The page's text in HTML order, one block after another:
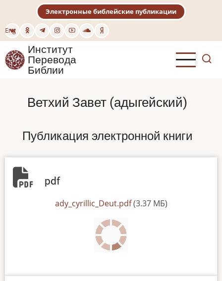
основному
содержанию
Eng
Электронные библейские публикации
Институт
Перевода
Библии
Ветхий Завет (адыгейский)
Публикация электронной книги
pdf
ady_cyrillic_Deut.pdf (3.37 МБ)